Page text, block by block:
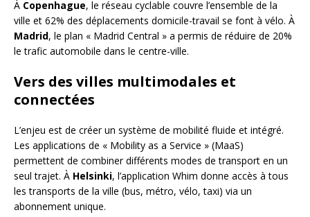
À Copenhague, le réseau cyclable couvre l’ensemble de la
ville et 62% des déplacements domicile-travail se font à vélo. À
Madrid, le plan « Madrid Central » a permis de réduire de 20%
le trafic automobile dans le centre-ville.
Vers des villes multimodales et
connectées
L’enjeu est de créer un système de mobilité fluide et intégré.
Les applications de « Mobility as a Service » (MaaS)
permettent de combiner différents modes de transport en un
seul trajet. À Helsinki, l’application Whim donne accès à tous
les transports de la ville (bus, métro, vélo, taxi) via un
abonnement unique.